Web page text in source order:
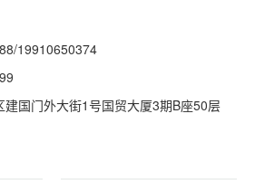
19910650374
建国门外大街1号国贸大厦3期B座50层